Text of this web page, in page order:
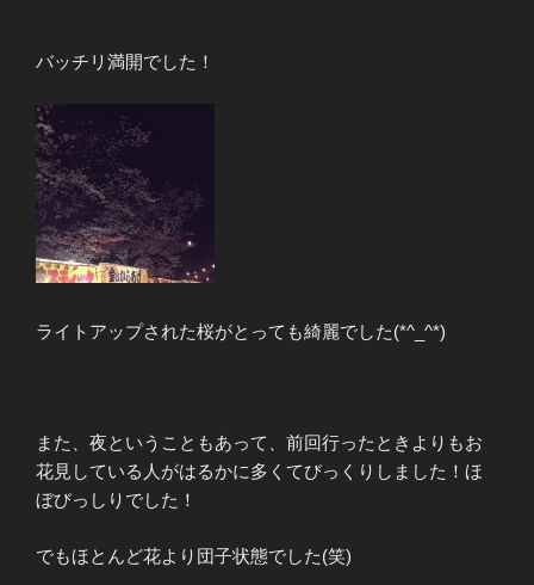
バッチリ満開でした！
ライトアップされた桜がとっても綺麗でした(*^_^*)
また、夜ということもあって、前回行ったときよりもお
花見している人がはるかに多くてびっくりしました！ほ
ぼびっしりでした！
でもほとんど花より団子状態でした(笑)